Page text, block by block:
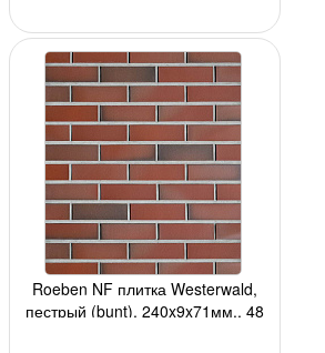
Roeben NF плитка Westerwald,
пестрый (bunt), 240x9x71мм., 48